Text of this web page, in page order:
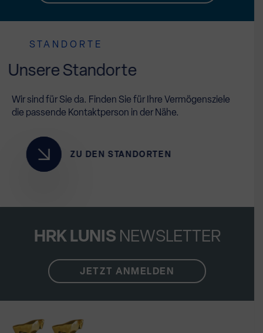
STANDORTE
Unsere Standorte
Wir sind für Sie da. Finden Sie für Ihre Vermögensziele
die passende Kontaktperson in der Nähe.
ZU DEN STANDORTEN
HRK LUNIS NEWSLETTER
JETZT ANMELDEN